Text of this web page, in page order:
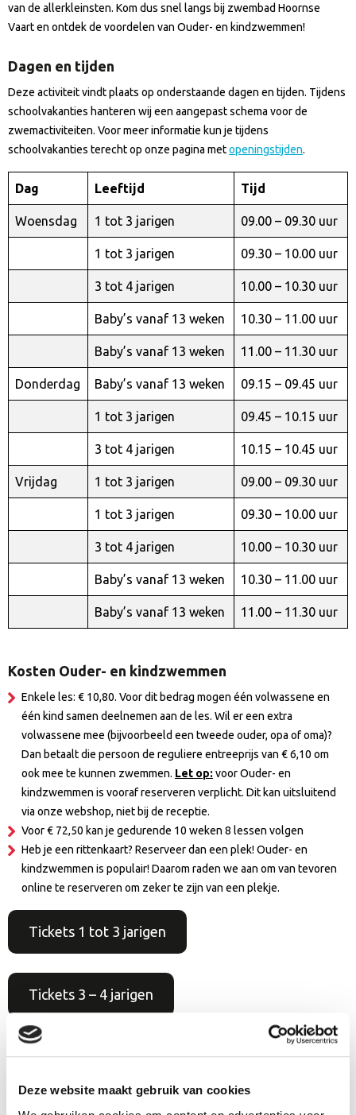
Deze website maakt gebruik van cookies
van de allerkleinsten. Kom dus snel langs bij zwembad Hoornse
Vaart en ontdek de voordelen van Ouder- en kindzwemmen!
Dagen en tijden
Deze activiteit vindt plaats op onderstaande dagen en tijden. Tijdens
schoolvakanties hanteren wij een aangepast schema voor de
zwemactiviteiten. Voor meer informatie kun je tijdens
schoolvakanties terecht op onze pagina metopeningstijden.
Dag Leeftijd Tijd
Woensdag 1 tot 3 jarigen 09.00 – 09.30 uur
1 tot 3 jarigen 09.30 – 10.00 uur
3 tot 4 jarigen 10.00 – 10.30 uur
Baby’s vanaf 13 weken 10.30 – 11.00 uur
Baby’s vanaf 13 weken 11.00 – 11.30 uur
Donderdag Baby’s vanaf 13 weken 09.15 – 09.45 uur
1 tot 3 jarigen 09.45 – 10.15 uur
3 tot 4 jarigen 10.15 – 10.45 uur
Vrijdag 1 tot 3 jarigen 09.00 – 09.30 uur
1 tot 3 jarigen 09.30 – 10.00 uur
3 tot 4 jarigen 10.00 – 10.30 uur
Baby’s vanaf 13 weken 10.30 – 11.00 uur
Baby’s vanaf 13 weken 11.00 – 11.30 uur
Kosten Ouder- en kindzwemmen
Enkele les: € 10,80. Voor dit bedrag mogen één volwassene en
één kind samen deelnemen aan de les. Wil er een extra
volwassene mee (bijvoorbeeld een tweede ouder, opa of oma)?
Dan betaalt die persoon de reguliere entreeprijs van € 6,10 om
ook mee te kunnen zwemmen. Let op: voor Ouder- en
kindzwemmen is vooraf reserveren verplicht. Dit kan uitsluitend
via onze webshop, niet bij de receptie.
Voor € 72,50 kan je gedurende 10 weken 8 lessen volgen
Heb je een rittenkaart? Reserveer dan een plek! Ouder- en
kindzwemmen is populair! Daarom raden we aan om van tevoren
online te reserveren om zeker te zijn van een plekje.
Tickets 1 tot 3 jarigen
Tickets 3 – 4 jarigen
Tickets Ouder- en babyzwemmen